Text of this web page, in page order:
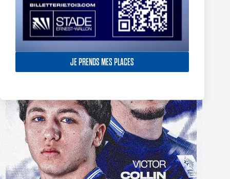
JE PRENDS MES PLACES
6 août 2026